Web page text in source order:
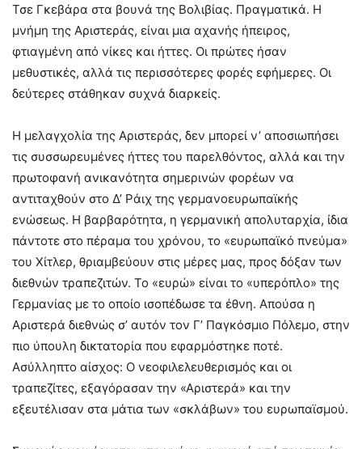
Τσε Γκεβάρα στα βουνά της Βολιβίας. Πραγματικά. Η
μνήμη της Αριστεράς, είναι μια αχανής ήπειρος,
φτιαγμένη από νίκες και ήττες. Οι πρώτες ήσαν
μεθυστικές, αλλά τις περισσότερες φορές εφήμερες. Οι
δεύτερες στάθηκαν συχνά διαρκείς.
Η μελαγχολία της Αριστεράς, δεν μπορεί ν’ αποσιωπήσει
τις συσσωρευμένες ήττες του παρελθόντος, αλλά και την
πρωτοφανή ανικανότητα σημερινών φορέων να
αντιταχθούν στο Δ’ Ράιχ της γερμανοευρωπαϊκής
ενώσεως. Η βαρβαρότητα, η γερμανική απολυταρχία, ίδια
πάντοτε στο πέραμα του χρόνου, το «ευρωπαϊκό πνεύμα»
του Χίτλερ, θριαμβεύουν στις μέρες μας, προς δόξαν των
διεθνών τραπεζιτών. Το «ευρώ» είναι το «υπερόπλο» της
Γερμανίας με το οποίο ισοπέδωσε τα έθνη. Απούσα η
Αριστερά διεθνώς σ’ αυτόν τον Γ’ Παγκόσμιο Πόλεμο, στην
πιο ύπουλη δικτατορία που εφαρμόστηκε ποτέ.
Ασύλληπτο αίσχος: Ο νεοφιλελευθερισμός και οι
τραπεζίτες, εξαγόρασαν την «Αριστερά» και την
εξευτέλισαν στα μάτια των «σκλάβων» του ευρωπαϊσμού.